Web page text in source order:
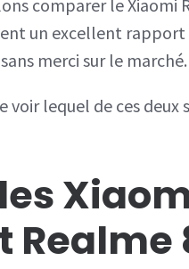
comparer le Xiaomi
un excellent
merci sur le marché.
voir lequel de ces
Realme